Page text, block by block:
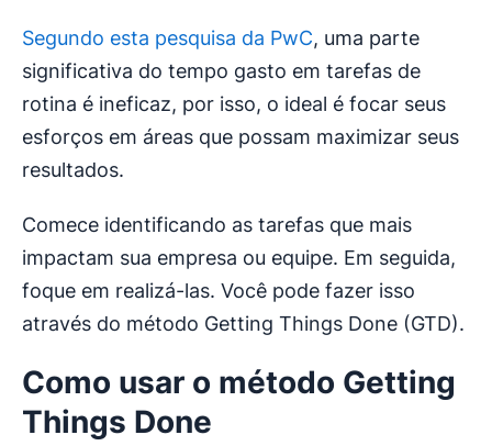
Segundo esta pesquisa da PwC, uma parte
significativa do tempo gasto em tarefas de
rotina é ineficaz, por isso, o ideal é focar seus
esforços em áreas que possam maximizar seus
resultados.
Comece identificando as tarefas que mais
impactam sua empresa ou equipe. Em seguida,
foque em realizá-las. Você pode fazer isso
através do método Getting Things Done (GTD).
Como usar o método Getting
Things Done